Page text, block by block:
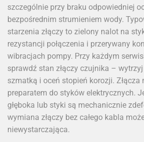
szczególnie przy braku odpowiedniej
bezpośrednim strumieniem wody.
starzenia złączy to zielony nalot na
rezystancji połączenia i przerywany
wibracjach pompy. Przy każdym
sprawdź stan złączy czujnika –
szmatką i oceń stopień korozji. Złącza
preparatem do styków elektrycznych.
głęboka lub styki są mechanicznie
wymiana złączy bez całego kabla
niewystarczająca.